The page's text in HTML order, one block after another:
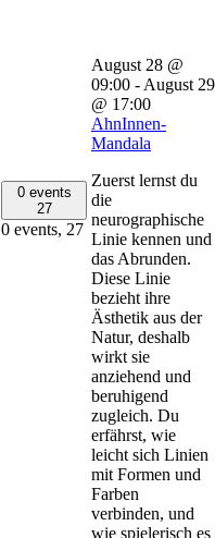
0 events
27
0 events, 27
August 28 @
09:00 - August 29
@ 17:00
AhnInnen-
Mandala
Zuerst lernst du
die
neurographische
Linie kennen und
das Abrunden.
Diese Linie
bezieht ihre
Ästhetik aus der
Natur, deshalb
wirkt sie
anziehend und
beruhigend
zugleich. Du
erfährst, wie
leicht sich Linien
mit Formen und
Farben
verbinden, und
wie spielerisch es